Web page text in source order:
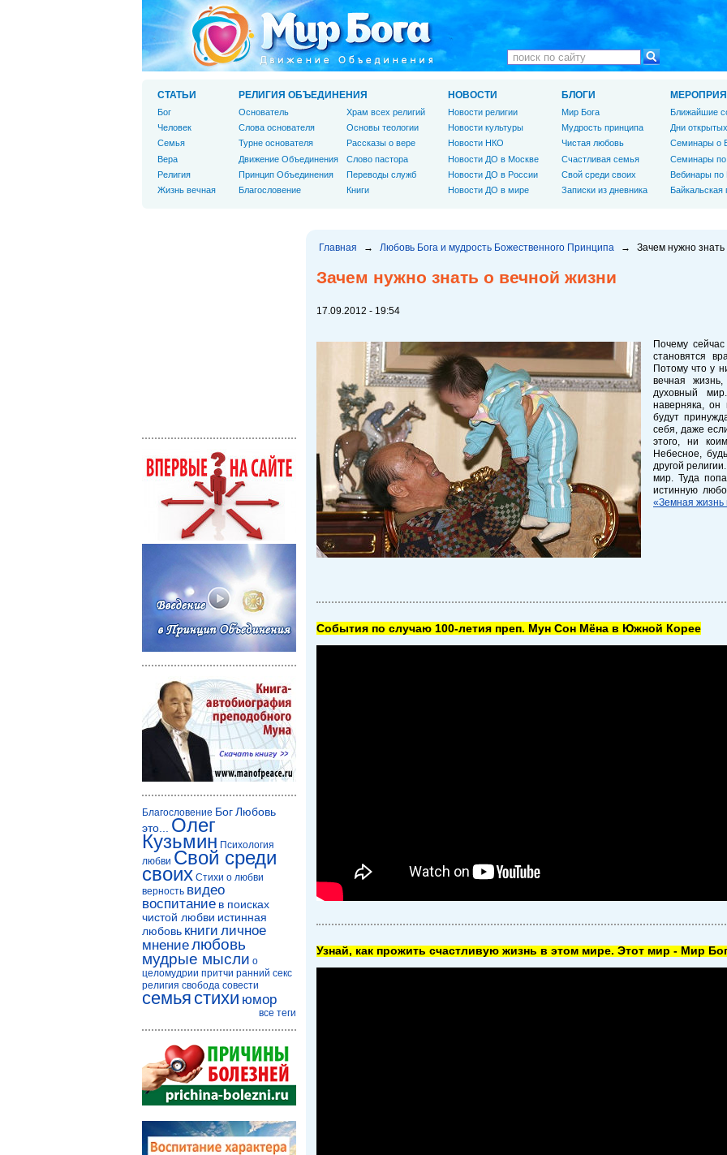
Главная → Любовь Бога и мудрость Божественного Принципа → Зачем нужно
Зачем нужно знать о вечной жизни
17.09.2012 - 19:54
Почему
становятся
Потому что у
вечная
духовный
наверняка, он
будут
себя, даже
этого, ни
Небесное,
другой
мир. Туда
истинную
«Земная жизнь
Cобытия по случаю 100-летия преп. Мун Сон Мёна в Южной Корее
Узнай, как прожить счастливую жизнь в этом мире. Этот мир - Мир
СТАТЬИ
Бог
Человек
Cемья
Вера
Религия
Жизнь вечная
РЕЛИГИЯ ОБЪЕДИНЕНИЯ
Основатель
Слова основателя
Турне основателя
Движение Объединения
Принцип Объединения
Благословение
Храм всех религий
Основы теологии
Рассказы о вере
Слово пастора
Переводы служб
Книги
НОВОСТИ
Новости религии
Новости культуры
Новости НКО
Новости ДО в Москве
Новости ДО в России
Новости ДО в мире
БЛОГИ
Мир Бога
Мудрость принципа
Чистая любовь
Счастливая семья
Свой среди своих
Записки из дневника
Ближайшие
Дни
Семинары о
Семинары
Вебинары по
Байкальская
Благословение БогЛюбовь
это...
Олег
Кузьмин Психология
любви Свой среди
своих Стихи о любви
верность видео
воспитание в поисках
чистой любви истинная
любовь книги личное
мнениелюбовь
мудрые мысли о
целомудрии притчи ранний секс
религия свобода совести
семья стихи юмор
все теги